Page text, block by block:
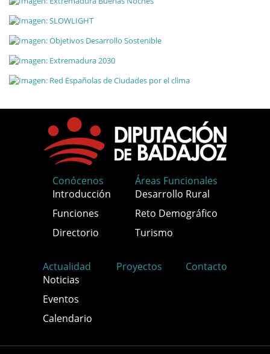
Conócenos
Introducción
Funciones
Directorio
Áreas Funcionales
Desarrollo Rural
Reto Demográfico
Turismo
Actualidad
Noticias
Eventos
Calendario
Proyectos Contacto